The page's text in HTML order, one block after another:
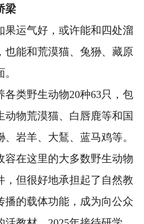
梁
运气好，或许能和四处溜
也能和荒漠猫、兔狲、藏原
类野生动物20种63只，包
物荒漠猫、白唇鹿等和国
岩羊、大鵟、蓝马鸡等。
在这里的大多数野生动物
，但很好地承担起了自然教
播的载体功能，成为向公众